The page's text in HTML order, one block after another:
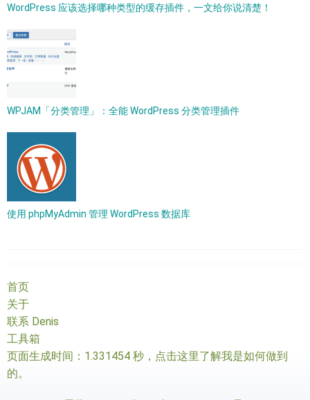
WordPress 应该选择哪种类型的缓存插件，一文给你说清楚！
WPJAM「分类管理」：全能 WordPress 分类管理插件
使用 phpMyAdmin 管理 WordPress 数据库
首页
关于
联系 Denis
工具箱
页面生成时间：1.331454 秒， 点击这里了解我是如何做到
的。